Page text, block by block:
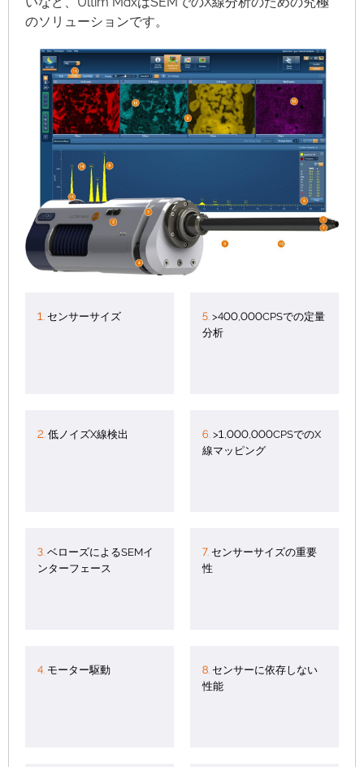
のソリューションです。
1. センサーサイズ
2. 低ノイズX線検出
3. ベローズによるSEMイ
ンターフェース
4. モーター駆動
5. >400,000CPSでの定量
分析
6. >1,000,000CPSでのX
線マッピング
7. センサーサイズの重要
性
8. センサーに依存しない
性能